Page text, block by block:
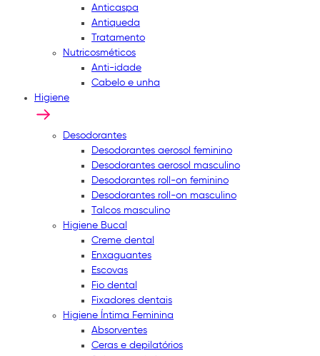
Anticaspa
Antiqueda
Tratamento
Nutricosméticos
Anti-idade
Cabelo e unha
Higiene
Desodorantes
Desodorantes aerosol feminino
Desodorantes aerosol masculino
Desodorantes roll-on feminino
Desodorantes roll-on masculino
Talcos masculino
Higiene Bucal
Creme dental
Enxaguantes
Escovas
Fio dental
Fixadores dentais
Higiene Íntima Feminina
Absorventes
Ceras e depilatórios